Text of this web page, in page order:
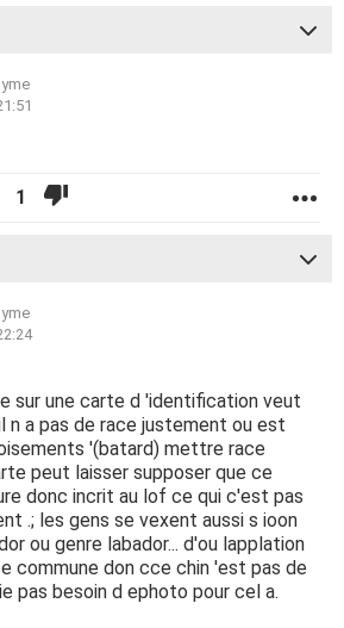
1
sur une carte d 'identification veut
n a pas de race justement ou est
'(batard) mettre race
peut laisser supposer que ce
donc incrit au lof ce qui c'est pas
.; les gens se vexent aussi s ioon
ou genre labador... d'ou lapplation
commune don cce chin 'est pas de
pas besoin d ephoto pour cel a.